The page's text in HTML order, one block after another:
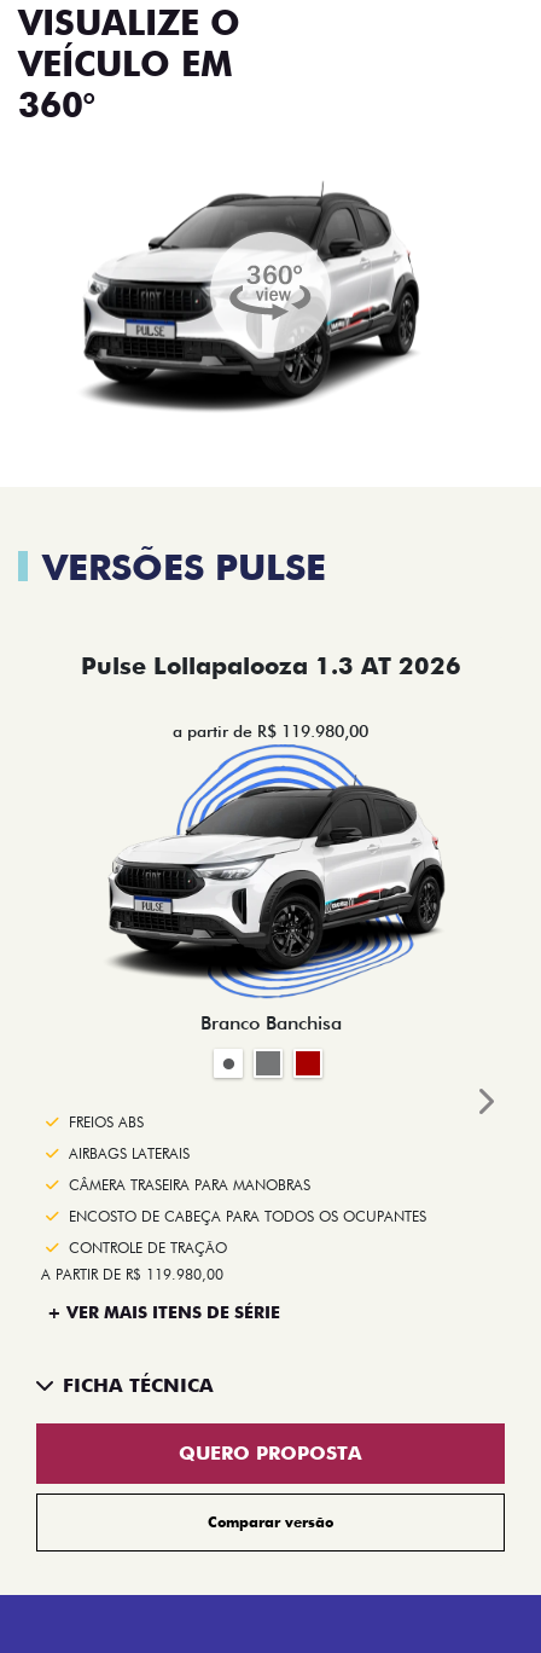
VISUALIZE O
VEÍCULO EM
360°
VERSÕES PULSE
Pulse Lollapalooza 1.3 AT 2026
a partir de R$ 119.980,00
Branco Banchisa
FREIOS ABS
AIRBAGS LATERAIS
CÂMERA TRASEIRA PARA MANOBRAS
ENCOSTO DE CABEÇA PARA TODOS OS OCUPANTES
CONTROLE DE TRAÇÃO
A PARTIR DE R$ 119.980,00
+ VER MAIS ITENS DE SÉRIE
FICHA TÉCNICA
QUERO PROPOSTA
Comparar versão
Next